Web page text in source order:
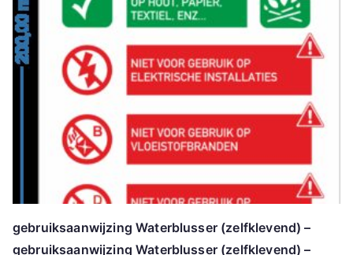
gebruiksaanwijzing Waterblusser (zelfklevend) –
gebruiksaanwijzing Waterblusser (zelfklevend) –